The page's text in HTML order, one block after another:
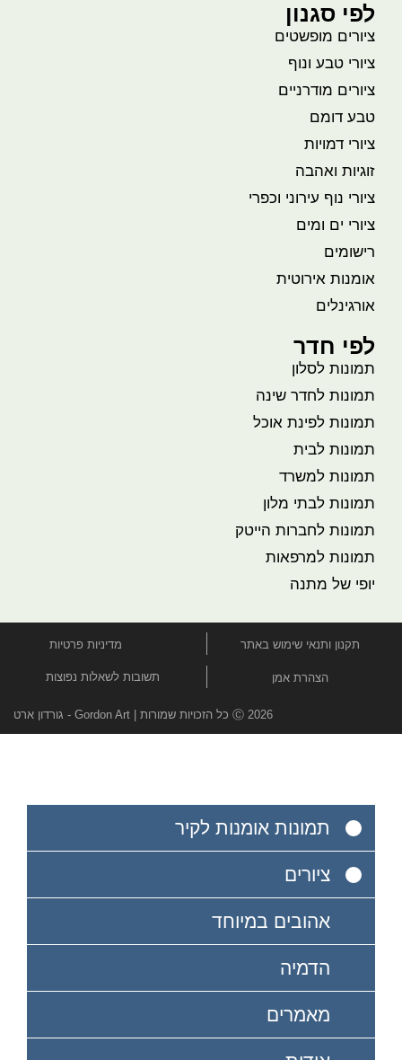
לפי סגנון
ציורים מופשטים
ציורי טבע ונוף
ציורים מודרניים
טבע דומם
ציורי דמויות
זוגיות ואהבה
ציורי נוף עירוני וכפרי
ציורי ים ומים
רישומים
אומנות אירוטית
אורגינלים
לפי חדר
תמונות לסלון
תמונות לחדר שינה
תמונות לפינת אוכל
תמונות לבית
תמונות למשרד
תמונות לבתי מלון
תמונות לחברות הייטק
תמונות למרפאות
יופי של מתנה
תקנון ותנאי שימוש באתר מדיניות פרטיות
הצהרת אמן תשובות לשאלות נפוצות
Ⓒ 2026 כל הזכויות שמורות | Gordon Art - גורדון ארט
תמונות אומנות לקיר
ציורים
אהובים במיוחד
הדמיה
מאמרים